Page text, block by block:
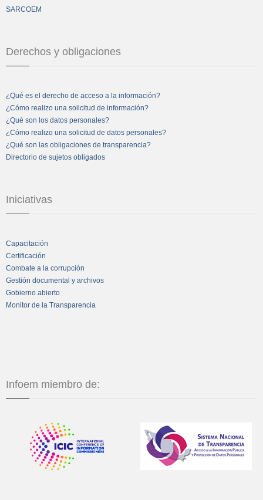
SARCOEM
Derechos y obligaciones
¿Qué es el derecho de acceso a la información?
¿Cómo realizo una solicitud de información?
¿Qué son los datos personales?
¿Cómo realizo una solicitud de datos personales?
¿Qué son las obligaciones de transparencia?
Directorio de sujetos obligados
Iniciativas
Capacitación
Certificación
Combate a la corrupción
Gestión documental y archivos
Gobierno abierto
Monitor de la Transparencia
Infoem miembro de: